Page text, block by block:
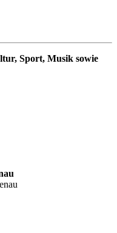
Sport, Musik sowie